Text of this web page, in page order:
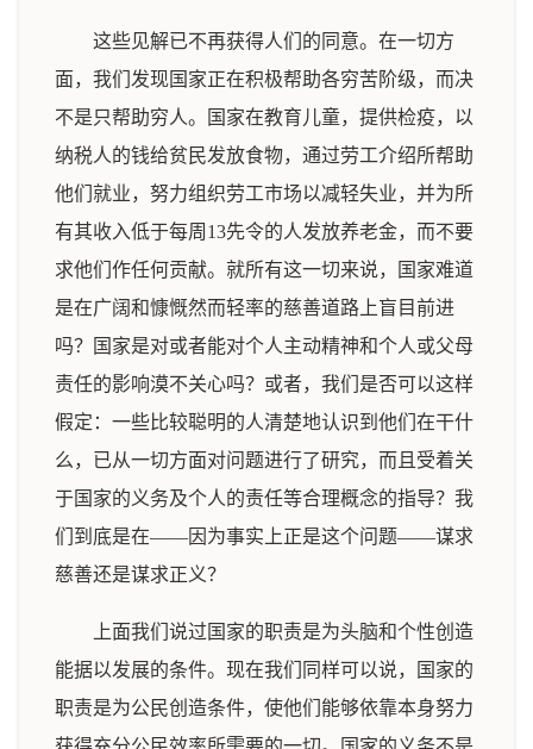
这些见解已不再获得人们的同意。在一切方
面，我们发现国家正在积极帮助各穷苦阶级，而决
不是只帮助穷人。国家在教育儿童，提供检疫，以
纳税人的钱给贫民发放食物，通过劳工介绍所帮助
他们就业，努力组织劳工市场以减轻失业，并为所
有其收入低于每周13先令的人发放养老金，而不要
求他们作任何贡献。就所有这一切来说，国家难道
是在广阔和慷慨然而轻率的慈善道路上盲目前进
吗？国家是对或者能对个人主动精神和个人或父母
责任的影响漠不关心吗？或者，我们是否可以这样
假定：一些比较聪明的人清楚地认识到他们在干什
么，已从一切方面对问题进行了研究，而且受着关
于国家的义务及个人的责任等合理概念的指导？我
们到底是在——因为事实上正是这个问题——谋求
慈善还是谋求正义？
上面我们说过国家的职责是为头脑和个性创造
能据以发展的条件。现在我们同样可以说，国家的
职责是为公民创造条件，使他们能够依靠本身努力